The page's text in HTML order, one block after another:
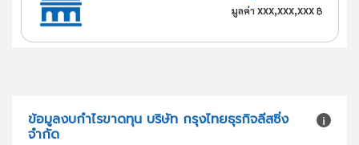
มูลค่า xxx,xxx,xxx ฿
ข้อมูลงบกำไรขาดทุน บริษัท กรุงไทยธุรกิจลีสซิ่ง
จำกัด